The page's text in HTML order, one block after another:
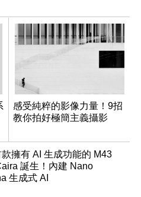
感受純粹的影像力量！9招
教你拍好極簡主義攝影
擁有 AI 生成功能的 M43
誕生！內建 Nano
生成式 AI